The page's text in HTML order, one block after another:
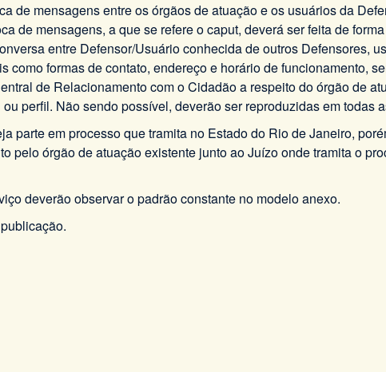
de mensagens entre os órgãos de atuação e os usuários da
de mensagens, a que se refere o caput, deverá ser feita de
entre Defensor/Usuário conhecida de outros Defensores,
formas de contato, endereço e horário de funcionamento,
de Relacionamento com o Cidadão a respeito do órgão de
perfil. Não sendo possível, deverão ser reproduzidas em todas
parte em processo que tramita no Estado do Rio de Janeiro,
pelo órgão de atuação existente junto ao Juízo onde tramita o
deverão observar o padrão constante no modelo anexo.